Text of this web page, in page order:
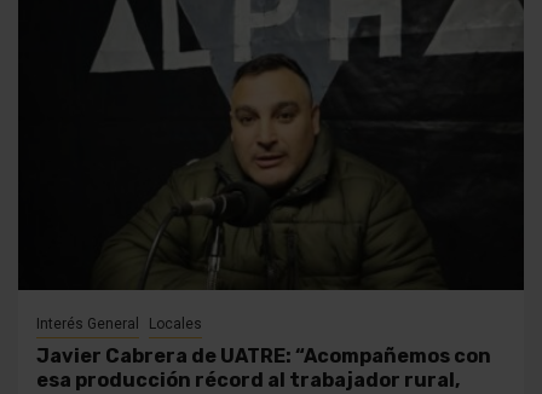
Interés General Locales
Javier Cabrera de UATRE: “Acompañemos con
esa producción récord al trabajador rural,